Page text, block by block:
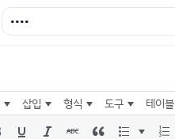
삽입 형식 도구 테이블